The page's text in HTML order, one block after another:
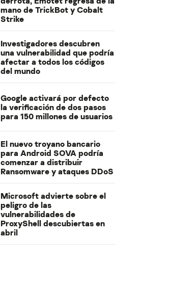
mano de TrickBot y Cobalt
Strike
Investigadores descubren
una vulnerabilidad que podría
afectar a todos los códigos
del mundo
Google activará por defecto
la verificación de dos pasos
para 150 millones de usuarios
El nuevo troyano bancario
para Android SOVA podría
comenzar a distribuir
Ransomware y ataques DDoS
Microsoft advierte sobre el
peligro de las
vulnerabilidades de
ProxyShell descubiertas en
abril